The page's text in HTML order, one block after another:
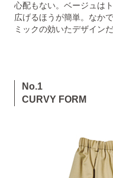
心配もない。ベージュは
広げるほうが簡単。なか
ミックの効いたデザイン
No.1
CURVY FORM